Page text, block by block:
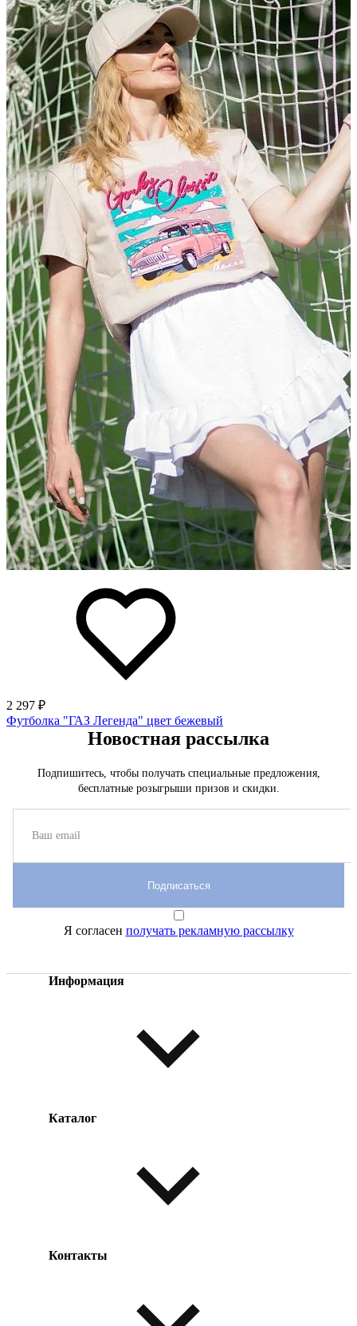
2 297 ₽
Футболка "ГАЗ Легенда" цвет бежевый
Информация
Таблица размеров
Каталог
Контакты
Новостная рассылка
Подпишитесь, чтобы получать специальные предложения,
бесплатные розыгрыши призов и скидки.
Подписаться
Я согласен получать рекламную рассылку